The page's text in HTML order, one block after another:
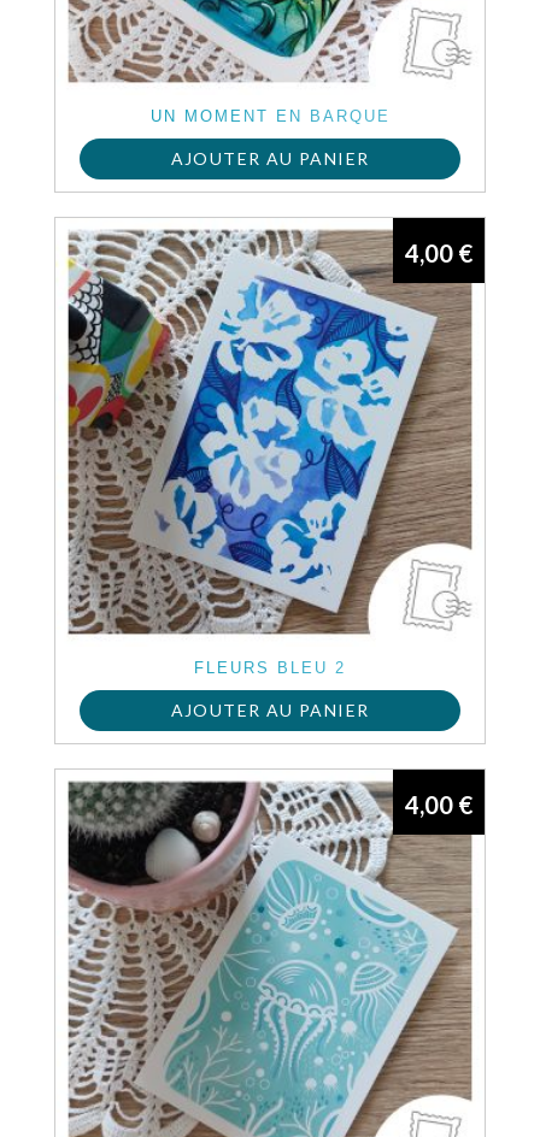
UN MOMENT EN BARQUE
AJOUTER AU PANIER
FLEURS BLEU 2
4,00 €
AJOUTER AU PANIER
4,00 €